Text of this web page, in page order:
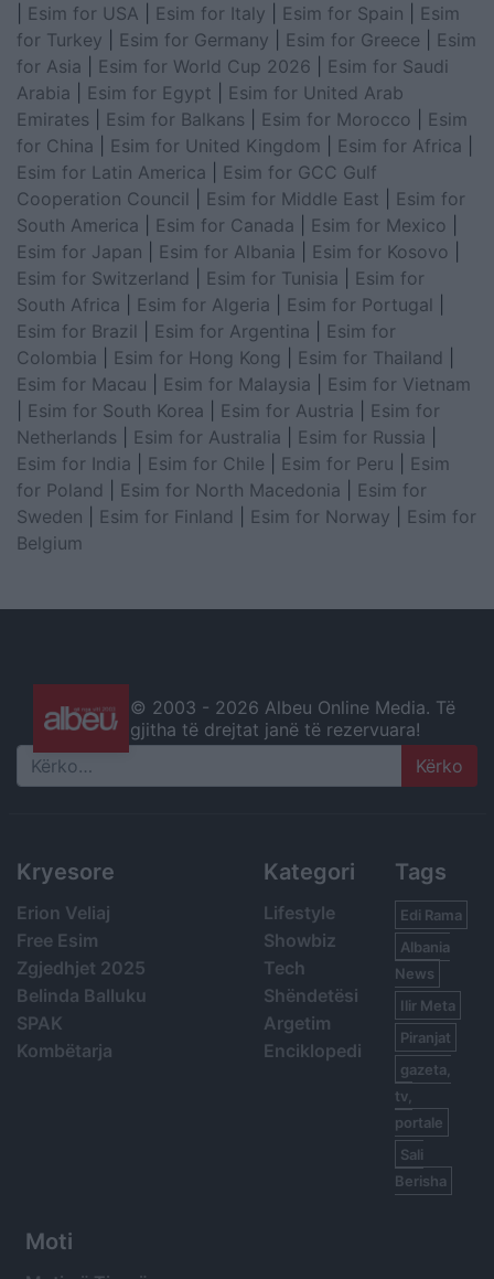
Esim for USA Esim for Italy Esim for Spain
Esim
for Turkey
Esim for Germany Esim for Greece
Esim
for Asia
Esim for World Cup 2026
Esim for Saudi
Arabia
Esim for Egypt
Esim for United Arab
Emirates
Esim for Balkans Esim for Morocco
Esim
for China
Esim for United Kingdom Esim for Africa
Esim for Latin America
Esim for GCC Gulf
Cooperation Council
Esim for Middle East
Esim for
South America
Esim for Canada Esim for Mexico
Esim for Japan
Esim for Albania Esim for Kosovo
Esim for Switzerland
Esim for Tunisia
Esim for
South Africa
Esim for Algeria Esim for Portugal
Esim for Brazil
Esim for Argentina
Esim for
Colombia
Esim for Hong Kong Esim for Thailand
Esim for Macau
Esim for Malaysia
Esim for Vietnam
Esim for South Korea Esim for Austria
Esim for
Netherlands
Esim for Australia Esim for Russia
Esim for India
Esim for Chile Esim for Peru
Esim
for Poland
Esim for North Macedonia
Esim for
Sweden
Esim for Finland Esim for Norway
Esim for
Belgium
© 2003 - 2026 Albeu Online Media. Të
gjitha të drejtat janë të rezervuara!
Search
Kryesore
Erion Veliaj
Free Esim
Zgjedhjet 2025
Belinda Balluku
SPAK
Kombëtarja
Kategori
Lifestyle
Showbiz
Tech
Shëndetësi
Argetim
Enciklopedi
Tags
Edi Rama
Albania
News
Ilir Meta
Piranjat
gazeta,
tv,
portale
Sali
Berisha
Moti